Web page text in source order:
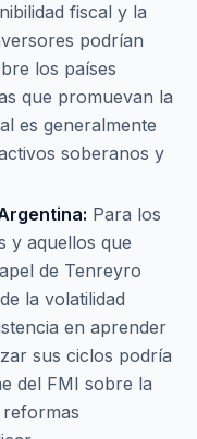
fiscal y la
podrían
los países
que promuevan la
es generalmente
soberanos y
Para los
y aquellos que
de Tenreyro
la volatilidad
en aprender
sus ciclos podría
del FMI sobre la
reformas